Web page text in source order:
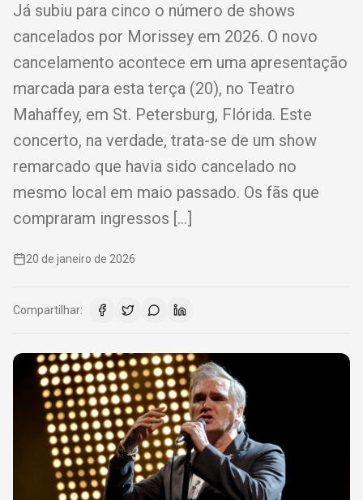
Já subiu para cinco o número de shows
cancelados por Morissey em 2026. O novo
cancelamento acontece em uma apresentação
marcada para esta terça (20), no Teatro
Mahaffey, em St. Petersburg, Flórida. Este
concerto, na verdade, trata-se de um show
remarcado que havia sido cancelado no
mesmo local em maio passado. Os fãs que
compraram ingressos […]
20 de janeiro de 2026
Compartilhar: